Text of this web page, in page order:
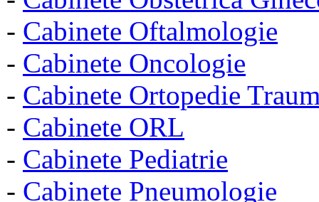
- Cabinete Oftalmologie
- Cabinete Oncologie
- Cabinete Ortopedie
- Cabinete ORL
- Cabinete Pediatrie
- Cabinete Pneumologie